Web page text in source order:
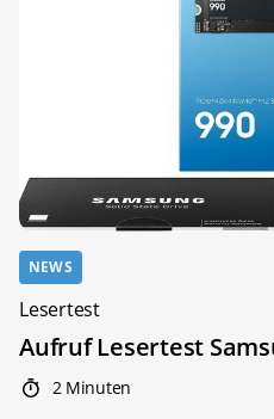
NEWS
Lesertest
Aufruf Lesertest
2 Minuten